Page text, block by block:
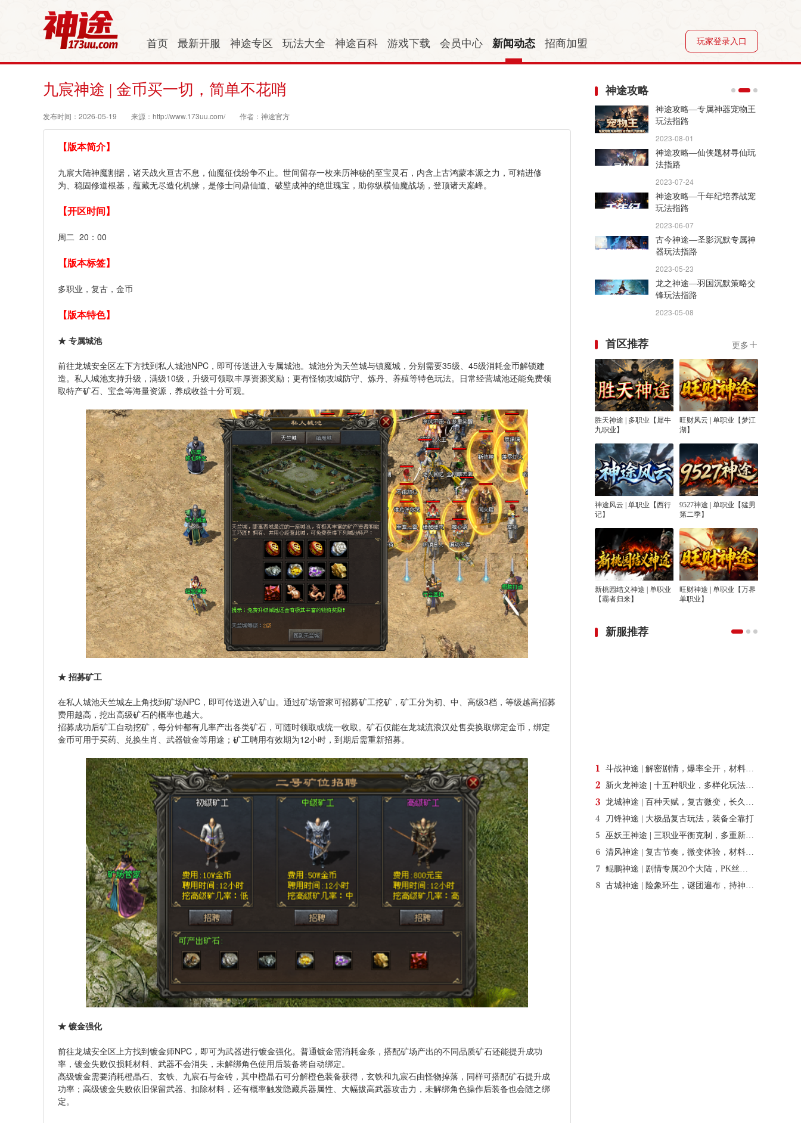
首页 最新开服 神途专区 玩法大全 神途百科 游戏下载 会员中心 新闻动态 招商加盟 玩家登录入口
九宸神途 | 金币买一切，简单不花哨
发布时间：2026-05-19 来源：http://www.173uu.com/ 作者：神途官方
【版本简介】
九宸大陆神魔割据，诸天战火亘古不息，仙魔征伐纷争不止。世间留存一枚来历神秘的至宝灵石，内含上古鸿蒙本源之力，可精进修
为、稳固修道根基，蕴藏无尽造化机缘，是修士问鼎仙道、破壁成神的绝世瑰宝，助你纵横仙魔战场，登顶诸天巅峰。
【开区时间】
周二 20：00
【版本标签】
多职业，复古，金币
【版本特色】
★ 专属城池
前往龙城安全区左下方找到私人城池NPC，即可传送进入专属城池。城池分为天竺城与镇魔城，分别需要35级、45级消耗金币解锁建
造。私人城池支持升级，满级10级，升级可领取丰厚资源奖励；更有怪物攻城防守、炼丹、养殖等特色玩法。日常经营城池还能免费领
取特产矿石、宝盒等海量资源，养成收益十分可观。
★ 招募矿工
在私人城池天竺城左上角找到矿场NPC，即可传送进入矿山。通过矿场管家可招募矿工挖矿，矿工分为初、中、高级3档，等级越高招募
费用越高，挖出高级矿石的概率也越大。
招募成功后矿工自动挖矿，每分钟都有几率产出各类矿石，可随时领取或统一收取。矿石仅能在龙城流浪汉处售卖换取绑定金币，绑定
金币可用于买药、兑换生肖、武器镀金等用途；矿工聘用有效期为12小时，到期后需重新招募。
★ 镀金强化
前往龙城安全区上方找到镀金师NPC，即可为武器进行镀金强化。普通镀金需消耗金条，搭配矿场产出的不同品质矿石还能提升成功
率，镀金失败仅损耗材料、武器不会消失，未解绑角色使用后装备将自动绑定。
高级镀金需要消耗橙晶石、玄铁、九宸石与金砖，其中橙晶石可分解橙色装备获得，玄铁和九宸石由怪物掉落，同样可搭配矿石提升成
功率；高级镀金失败依旧保留武器、扣除材料，还有概率触发隐藏兵器属性、大幅拔高武器攻击力，未解绑角色操作后装备也会随之绑
定。
神途攻略
神途攻略—专属神器宠物王
玩法指路
2023-08-01
神途攻略—仙侠题材寻仙玩
法指路
2023-07-24
神途攻略—千年纪培养战宠
玩法指路
2023-06-07
古今神途—圣影沉默专属神
器玩法指路
2023-05-23
龙之神途—羽国沉默策略交
锋玩法指路
2023-05-08
首区推荐 更多
胜天神途 | 多职业【犀牛
九职业】
旺财风云 | 单职业【梦江
湖】
神途风云 | 单职业【西行
记】
9527神途 | 单职业【猛男
第二季】
新桃园结义神途 | 单职业
【霸者归来】
旺财神途 | 单职业【万界
单职业】
新服推荐
斗战神途 | 解密剧情，爆率全开，材料好打，深度养成
新火龙神途 | 十五种职业，多样化玩法，爆率适中
龙城神途 | 百种天赋，复古微变，长久耐玩，全部靠打
刀锋神途 | 大极品复古玩法，装备全靠打
巫妖王神途 | 三职业平衡克制，多重新颖玩法
清风神途 | 复古节奏，微变体验，材料稀缺
鲲鹏神途 | 剧情专属20个大陆，PK丝滑不秒人
古城神途 | 险象环生，谜团遍布，持神兵踏碎强敌